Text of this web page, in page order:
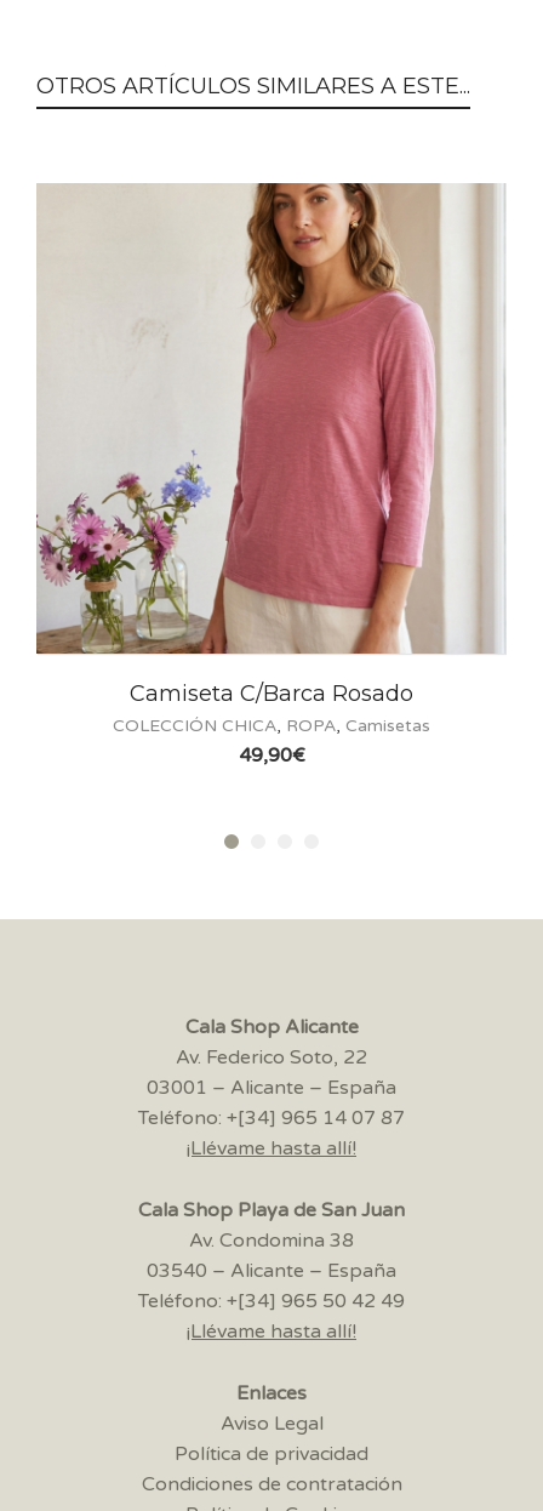
OTROS ARTÍCULOS SIMILARES A ESTE...
C/Barca Rosado
,Camisetas
Camiseta
COLECCIÓN
Cala Shop Alicante
Av. Federico Soto, 22
03001 – Alicante – España
Teléfono: +[34] 965 14 07 87
¡Llévame hasta allí!
Cala Shop Playa de San Juan
Av. Condomina 38
03540 – Alicante – España
Teléfono: +[34] 965 50 42 49
¡Llévame hasta allí!
Enlaces
Aviso Legal
Política de privacidad
Condiciones de contratación